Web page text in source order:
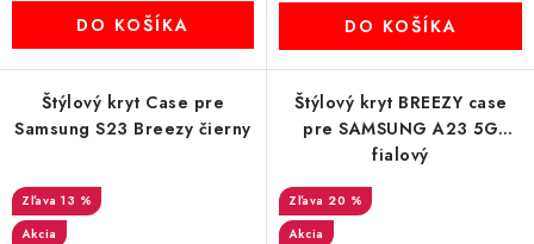
DO KOŠÍKA DO KOŠÍKA
Štýlový kryt Case pre
Samsung S23 Breezy čierny
13 %
Akcia
Štýlový kryt BREEZY case
pre SAMSUNG A23 5G
fialový
20 %
Akcia